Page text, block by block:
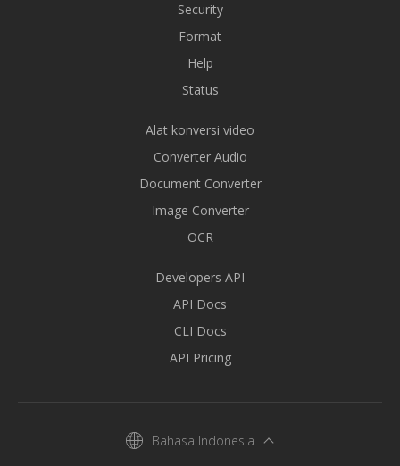
Security
Format
Help
Status
Alat konversi video
Converter Audio
Document Converter
Image Converter
OCR
Developers API
API Docs
CLI Docs
API Pricing
Bahasa Indonesia